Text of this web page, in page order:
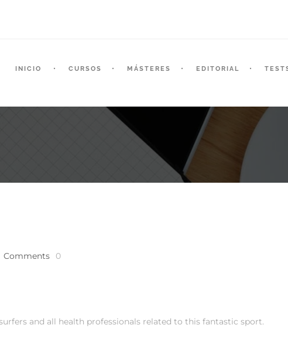
INICIO CURSOS MÁSTERES EDITORIAL
Comments 0
and all health professionals related to this fantastic sport.